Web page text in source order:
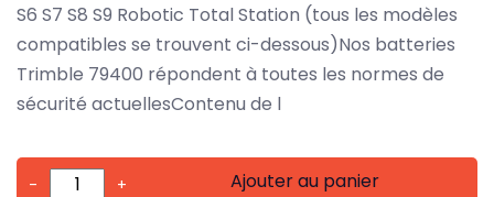
S6 S7 S8 S9 Robotic Total Station (tous les modèles
compatibles se trouvent ci-dessous)Nos batteries
Trimble 79400 répondent à toutes les normes de
sécurité actuellesContenu de l
- + Ajouter au panier